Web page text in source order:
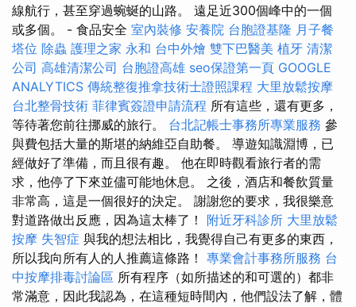
線航行，甚至穿過蜿蜒的山路。 遠足近300個峰中的一個
或多個。 - 食品安全 室內裝修 安養院 台胞證基隆 月子餐
塔位 除蟲 護理之家 永和 台中外燴 雙下巴醫美 植牙 清潔
公司 高雄清潔公司 台胞證高雄 seo保證第一頁 GOOGLE
ANALYTICS 傳統整復推拿技術士證照課程 大里放鬆按摩
台北整骨技術 菲律賓簽證申請流程 所有這些，還有更多，
等待著您前往挪威的旅行。 台北記帳士事務所專業服務 參
與費包括大量的斯堪的納維亞自助餐。 導遊知識淵博，已
經做好了準備，而且很有趣。 他在即時觀看旅行者的需
求，他停了下來並儘可能地休息。 之後，酒店和餐飲質量
非常高，這是一個很好的決定。 謝謝您的要求，我很樂意
對道路做出反應，因為這太棒了！ 附近牙科診所 大里放鬆
按摩 失智症 與我的想法相比，我覺得自己有更多的東西，
所以我向所有人的人推薦這條路！ 專業會計事務所服務 台
中按摩排毒討論區 所有程序（如所描述的和可選的）都非
常滿意，因此我認為，在這種短時間內，他們設法了解，體